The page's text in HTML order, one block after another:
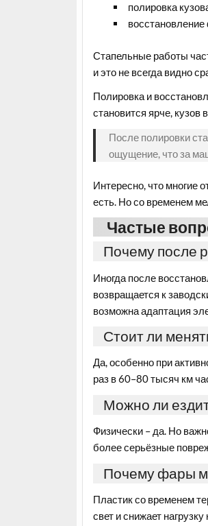
полировка
Стапельные работы
и это не всегда видно
Полировка и
становится ярче,
После полировки
ощущение, что за
Интересно, что многие
есть. Но со временем
Частые
Почему после
Иногда после
возвращается к
возможна адаптация
Стоит ли
Да, особенно при
раз в 60–80 тысяч км
Можно ли
Физически – да. Но
более серьёзные
Почему фары
Пластик со временем
свет и снижает